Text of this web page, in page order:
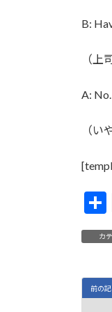
B:
（上
A:
（い
カ
前の